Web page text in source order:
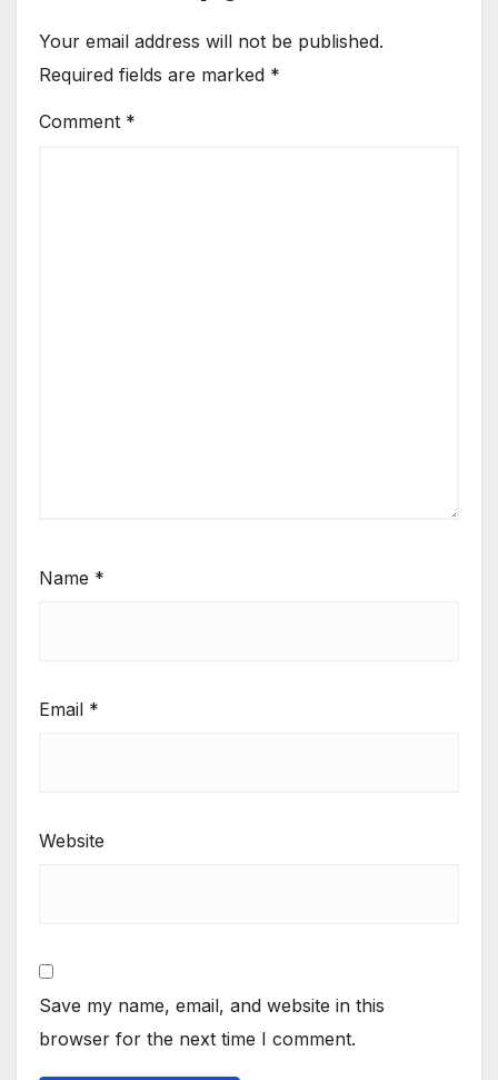
Your email address will not be published.
Required fields are marked *
Comment *
Name *
Email *
Website
Save my name, email, and website in this
browser for the next time I comment.